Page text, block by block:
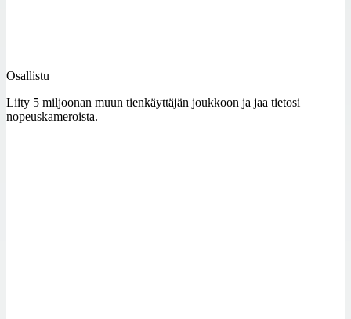
Osallistu
Liity 5 miljoonan muun tienkäyttäjän joukkoon ja jaa tietosi
nopeuskameroista.